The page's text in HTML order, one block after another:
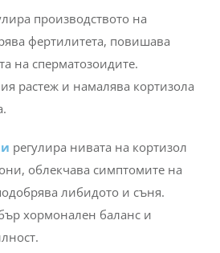
фертилитета, повишава
на сперматозоидите.
растеж и намалява кортизола
облекчава симптомите на
либидото и съня.
хормонален баланс и